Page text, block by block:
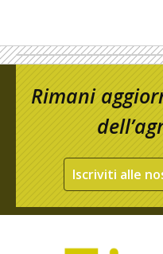
Rimani
Iscriviti alle